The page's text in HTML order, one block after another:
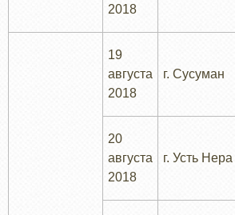
2018
19
августа
2018
г. Сусуман
20
августа
2018
г. Усть Нера